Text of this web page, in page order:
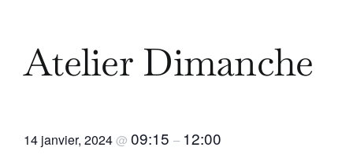
Contact
Atelier Dimanche
14 janvier, 2024@ 09:15 – 12:00